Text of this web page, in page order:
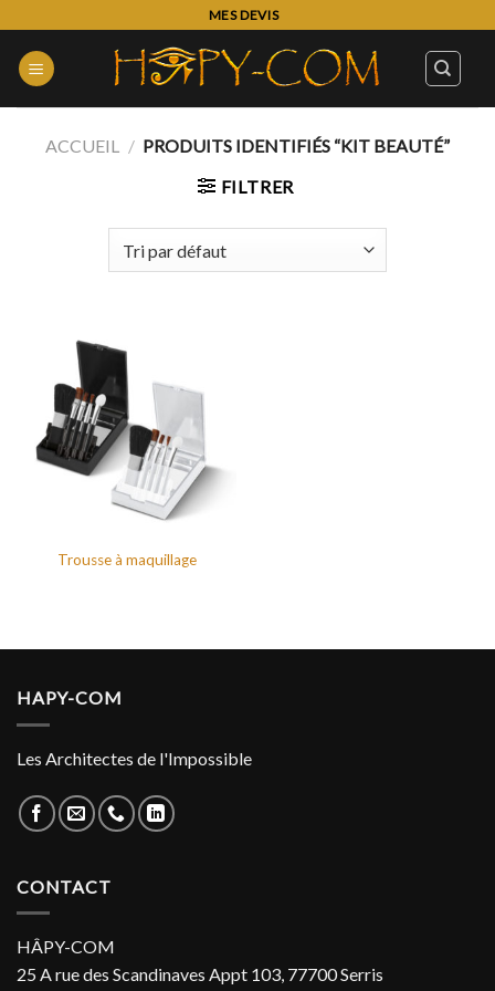
content
MES DEVIS
ACCUEIL / PRODUITS IDENTIFIÉS “KIT BEAUTÉ”
FILTRER
Trousse à maquillage
HAPY-COM
Les Architectes de l'Impossible
CONTACT
HÂPY-COM
25 A rue des Scandinaves Appt 103, 77700 Serris